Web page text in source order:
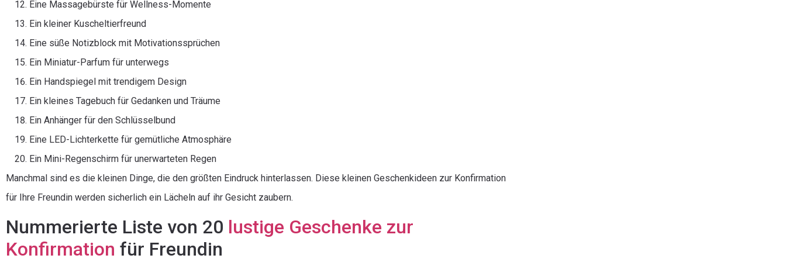
Eine Massagebürste für Wellness-Momente
Ein kleiner Kuscheltierfreund
Eine süße Notizblock mit Motivationssprüchen
Ein Miniatur-Parfum für unterwegs
Ein Handspiegel mit trendigem Design
Ein kleines Tagebuch für Gedanken und Träume
Ein Anhänger für den Schlüsselbund
Eine LED-Lichterkette für gemütliche Atmosphäre
Ein Mini-Regenschirm für unerwarteten Regen
Manchmal sind es die kleinen Dinge, die den größten Eindruck hinterlassen. Diese kleinen Geschenkideen zur Konfirmation
für Ihre Freundin werden sicherlich ein Lächeln auf ihr Gesicht zaubern.
Nummerierte Liste von 20 lustige Geschenke zur
Konfirmation für Freundin